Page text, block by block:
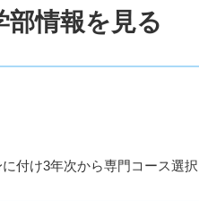
情報を見る
付け3年次から専門コース選択